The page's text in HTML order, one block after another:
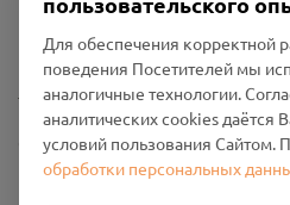
Политика конфиденциальности
Промо-материалы
Настройки cookies
Общество с ограниченной
Проект Помним»
Для обеспечения корректной
поведения Посетителей мы
аналогичные технологии.
аналитических cookies даётся
условий пользования Сайтом.
обработки персональных